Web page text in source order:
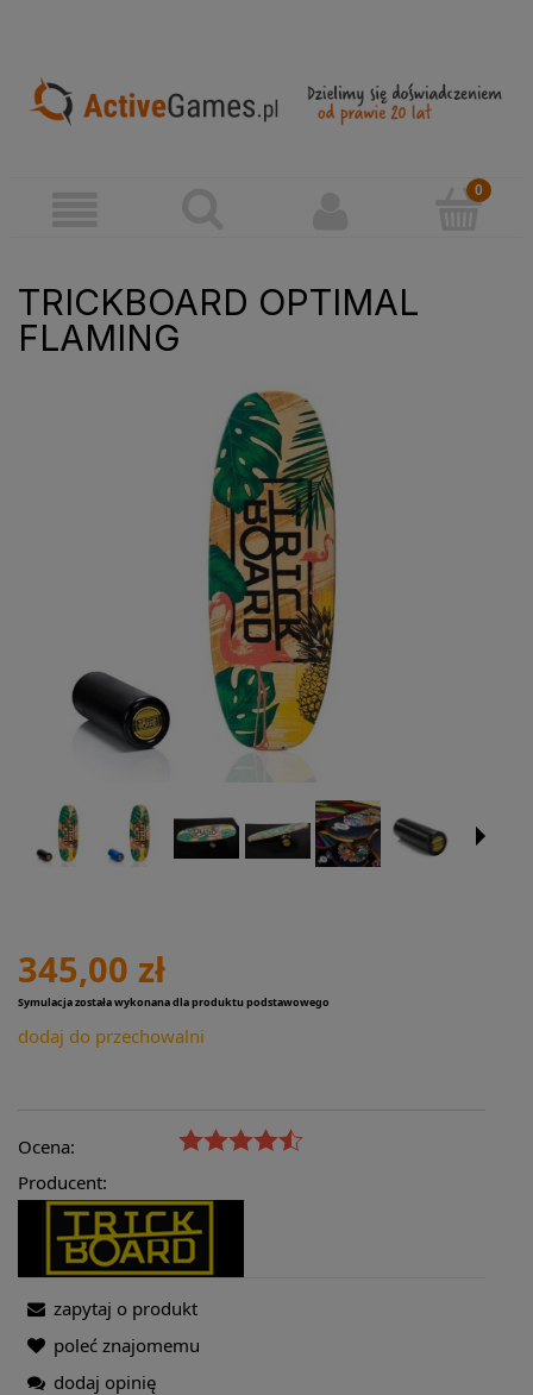
TRICKBOARD OPTIMAL
FLAMING
345,00 zł
Symulacja została wykonana dla produktu podstawowego
dodaj do przechowalni
Ocena:
Producent:
zapytaj o produkt
poleć znajomemu
dodaj opinię